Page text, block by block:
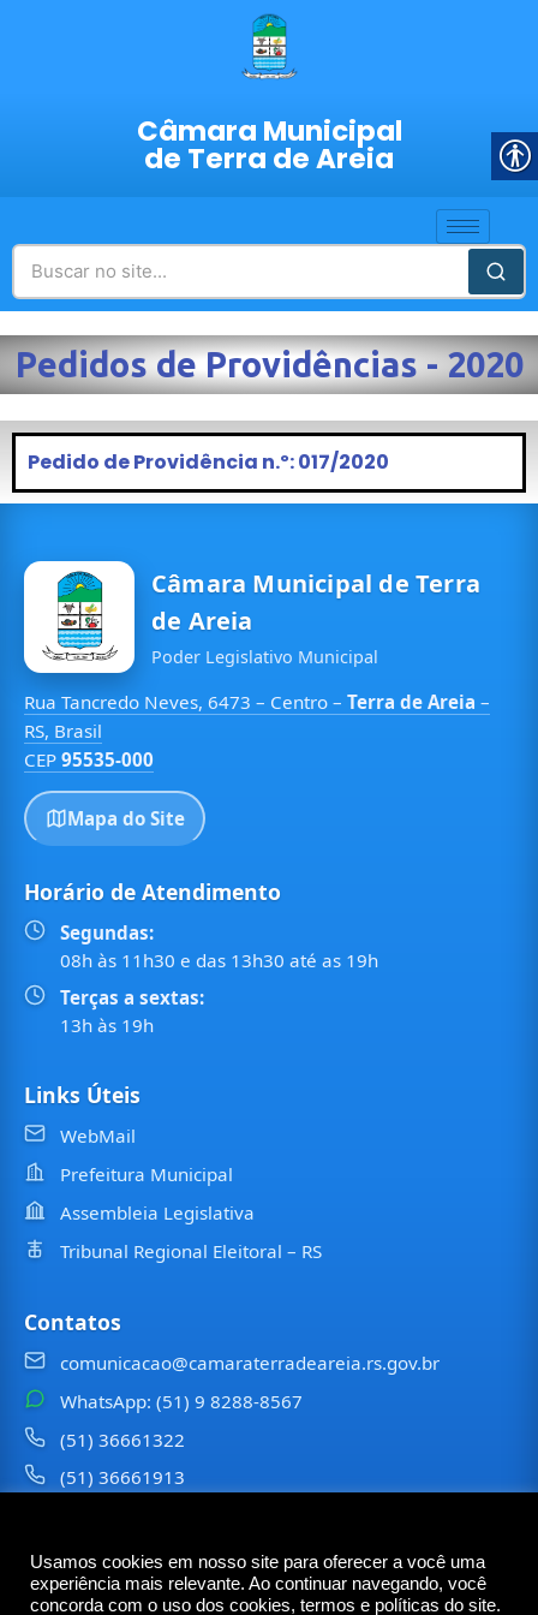
Câmara Municipal
de Terra de Areia
Pedidos de Providências - 2020
Pedido de Providência n.º: 017/2020
Câmara Municipal de Terra
de Areia
Poder Legislativo Municipal
Rua Tancredo Neves, 6473 – Centro – Terra de Areia –
RS, Brasil
CEP 95535-000
Mapa do Site
Horário de Atendimento
Segundas:
08h às 11h30 e das 13h30 até as 19h
Terças a sextas:
13h às 19h
Links Úteis
WebMail
Prefeitura Municipal
Assembleia Legislativa
Tribunal Regional Eleitoral – RS
Contatos
comunicacao@camaraterradeareia.rs.gov.br
WhatsApp: (51) 9 8288-8567
(51) 36661322
(51) 36661913
©2026Câmara Municipal deTerra de Areia— Todos os
direitos reservados
Usamos cookies em nosso site para oferecer a você uma
experiência mais relevante. Ao continuar navegando, você
concorda com o uso dos cookies, termos e políticas do site.